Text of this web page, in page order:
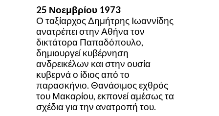
25 Νοεμβρίου 1973
Ο ταξίαρχος Δημήτρης Ιωαννίδης
ανατρέπει στην Αθήνα τον
δικτάτορα Παπαδόπουλο,
δημιουργεί κυβέρνηση
ανδρεικέλων και στην ουσία
κυβερνά ο ίδιος από το
παρασκήνιο. Θανάσιμος εχθρός
του Μακαρίου, εκπονεί αμέσως τα
σχέδια για την ανατροπή του.